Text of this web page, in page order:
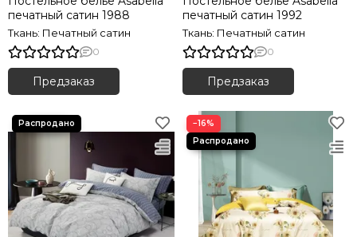
печатный сатин 1988
Ткань: Печатный сатин
0
Предзаказ
печатный сатин 1992
Ткань: Печатный сатин
0
Предзаказ
−16%